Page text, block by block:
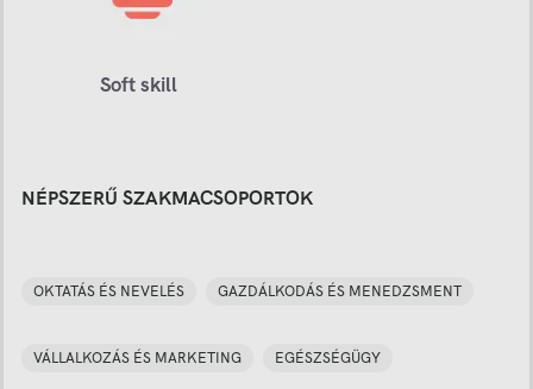
Soft skill
NÉPSZERŰ SZAKMACSOPORTOK
OKTATÁS ÉS NEVELÉS GAZDÁLKODÁS ÉS MENEDZSMENT
VÁLLALKOZÁS ÉS MARKETING EGÉSZSÉGÜGY